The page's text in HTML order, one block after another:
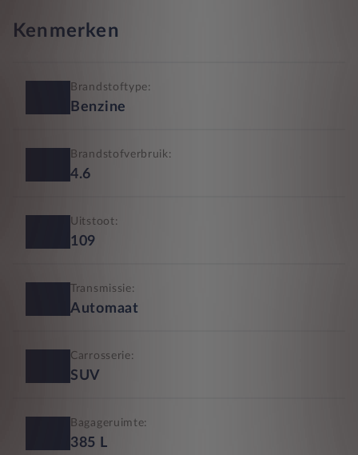
Kenmerken
Brandstoftype:
Benzine
Brandstofverbruik:
4.6
Uitstoot:
109
Transmissie:
Automaat
Carrosserie:
SUV
Bagageruimte:
385 L